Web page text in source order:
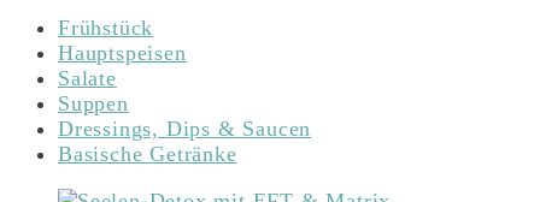
Frühstück
Hauptspeisen
Salate
Suppen
Dressings, Dips & Saucen
Basische Getränke